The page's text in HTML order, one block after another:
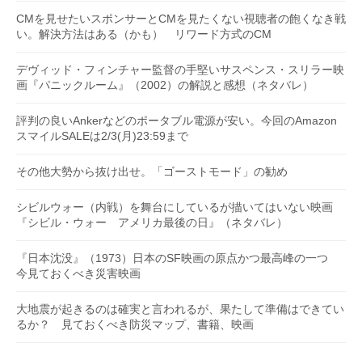
CMを見せたいスポンサーとCMを見たくない視聴者の飽くなき戦
い。解決方法はある（かも） リワード方式のCM
デヴィッド・フィンチャー監督の手堅いサスペンス・スリラー映
画『パニックルーム』（2002）の解説と感想（ネタバレ）
評判の良いAnkerなどのポータブル電源が安い。今回のAmazon
スマイルSALEは2/3(月)23:59まで
その他大勢から抜け出せ。「ゴーストモード」の勧め
シビルウォー（内戦）を舞台にしているが描いてはいない映画
『シビル・ウォー アメリカ最後の日』（ネタバレ）
『日本沈没』（1973）日本のSF映画の原点かつ最高峰の一つ
今見ておくべき災害映画
大地震が起きるのは確実と言われるが、果たして準備はできてい
るか？ 見ておくべき防災マップ、書籍、映画